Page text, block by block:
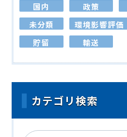
国内
政策
未分類
環境影響評価
貯留
輸送
カテゴリ検索